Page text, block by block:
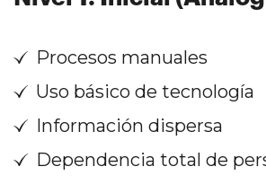
Procesos manuales
Uso básico de tecnología
Información dispersa
Dependencia total de